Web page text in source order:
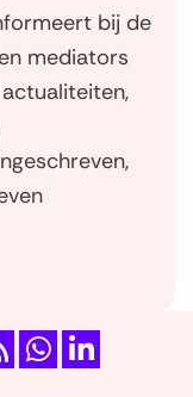
bij de
mediators